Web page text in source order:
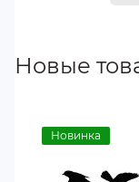
Новые
Новинка